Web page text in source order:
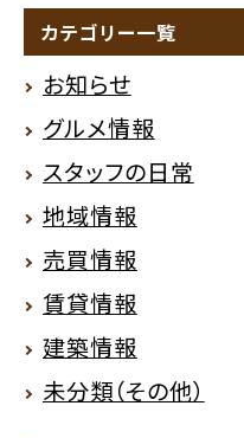
カテゴリー一覧
お知らせ
グルメ情報
スタッフの日常
地域情報
売買情報
賃貸情報
建築情報
未分類（その他）